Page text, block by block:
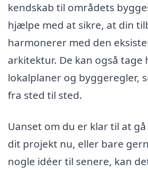
kendskab til områdets
hjælpe med at sikre, at din
harmonerer med den
arkitektur. De kan også tage
lokalplaner og byggeregler,
fra sted til sted.
Uanset om du er klar til at
dit projekt nu, eller bare
nogle idéer til senere, kan